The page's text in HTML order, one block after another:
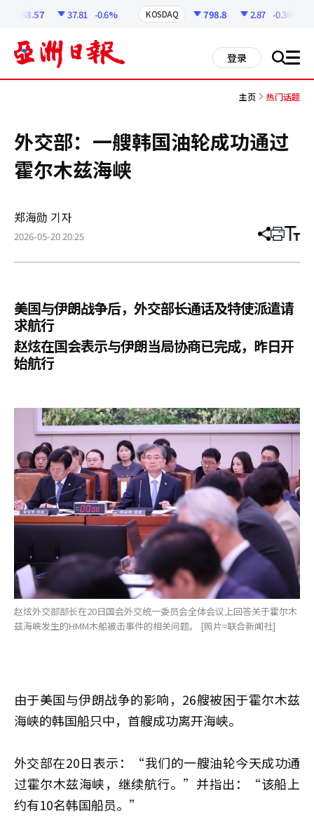
6258.57 37.81 -0.6% KOSDAQ 798.8 2.87 -0.36%
登录 搜 all
主页 热门话题
外交部：一艘韩国油轮成功通过
霍尔木兹海峡
郑海勋 기자
2026-05-20 20:25 分
章
打 调
小
美国与伊朗战争后，外交部长通话及特使派遣请
求航行
赵炫在国会表示与伊朗当局协商已完成，昨日开
始航行
赵炫外交部部长在20日国会外交统一委员会全体会议上回答关于霍尔木
兹海峡发生的HMM木船被击事件的相关问题。 [照片=联合新闻社]
由于美国与伊朗战争的影响，26艘被困于霍尔木兹
海峡的韩国船只中，首艘成功离开海峡。
外交部在20日表示：“我们的一艘油轮今天成功通
过霍尔木兹海峡，继续航行。”并指出：“该船上
约有10名韩国船员。”